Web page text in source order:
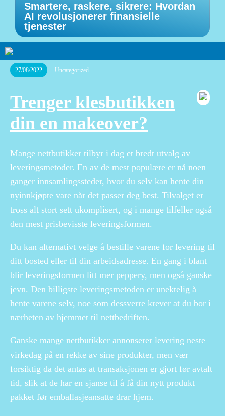
Smartere, raskere, sikrere: Hvordan
AI revolusjonerer finansielle
tjenester
27/08/2022 Uncategorized
Trenger klesbutikken
din en makeover?
Mange nettbutikker tilbyr i dag et bredt utvalg av
leveringsmetoder. En av de mest populære er nå noen
ganger innsamlingssteder, hvor du selv kan hente din
nyinnkjøpte vare når det passer deg best. Tilvalget er
tross alt stort sett ukomplisert, og i mange tilfeller også
den mest prisbevisste leveringsformen.
Du kan alternativt velge å bestille varene for levering til
ditt bosted eller til din arbeidsadresse. En gang i blant
blir leveringsformen litt mer peppery, men også ganske
jevn. Den billigste leveringsmetoden er unektelig å
hente varene selv, noe som dessverre krever at du bor i
nærheten av hjemmet til nettbedriften.
Ganske mange nettbutikker annonserer levering neste
virkedag på en rekke av sine produkter, men vær
forsiktig da det antas at transaksjonen er gjort før avtalt
tid, slik at de har en sjanse til å få din nytt produkt
pakket før emballasjeansatte drar hjem.